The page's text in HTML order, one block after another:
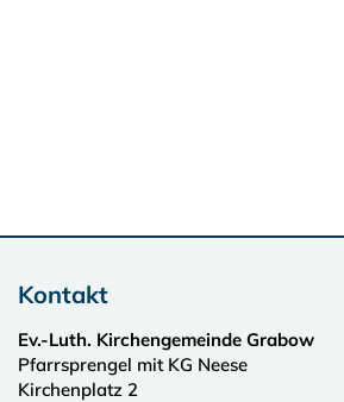
Kontakt
Ev.-Luth. Kirchengemeinde Grabow
Pfarrsprengel mit KG Neese
Kirchenplatz 2